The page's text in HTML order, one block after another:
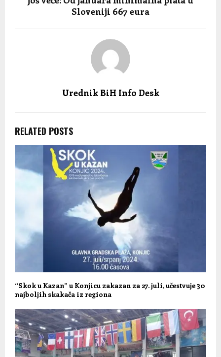
Sloveniji 667 eura
Urednik BiH Info Desk
RELATED POSTS
“Skok u Kazan” u Konjicu zakazan za 27. juli, učestvuje 30
najboljih skakača iz regiona